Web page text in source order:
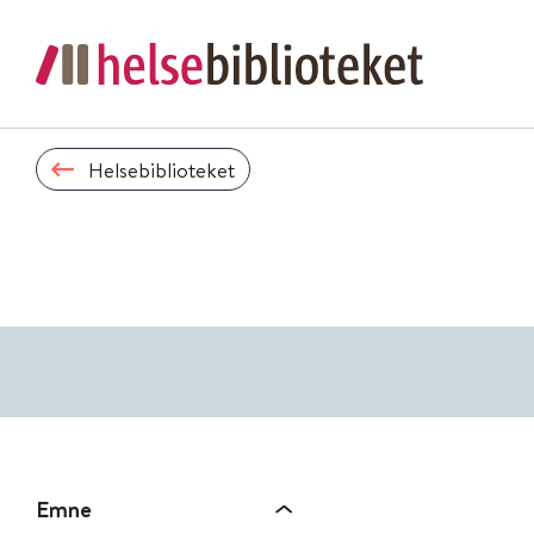
Helsebiblioteket
Emne